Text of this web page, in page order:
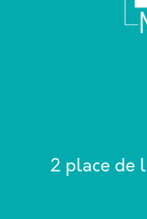
2 place de